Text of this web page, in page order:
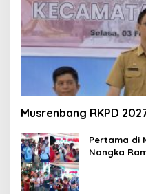
Musrenbang RKPD
Pertama di
Nangka